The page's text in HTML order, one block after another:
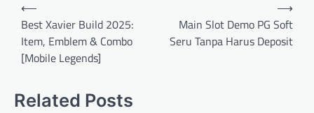
navigation
⟵
Best Xavier Build 2025:
Item, Emblem & Combo
[Mobile Legends]
Main Slot Demo PG Soft
Seru Tanpa Harus Deposit
⟶
Related Posts